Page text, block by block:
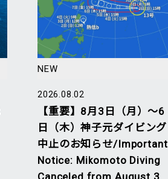
NEW
2026.08.02
【重要】8月3日（月）～6
日（木）神子元ダイビング
中止のお知らせ/Important
Notice: Mikomoto Diving
Canceled from August 3